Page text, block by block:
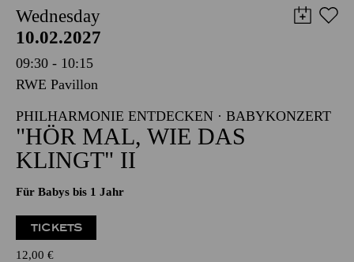
Wednesday
10.02.2027
09:30 - 10:15
RWE Pavillon
PHILHARMONIE ENTDECKEN · BABYKONZERT
"HÖR MAL, WIE DAS
KLINGT" II
Für Babys bis 1 Jahr
TICKETS
12,00 €